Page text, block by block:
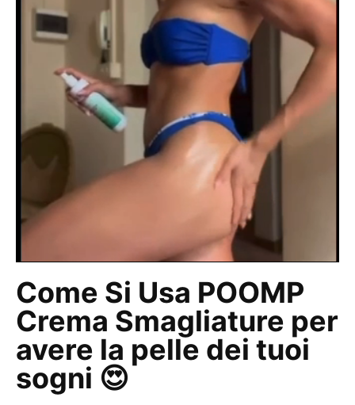
Come Si Usa POOMP
Crema Smagliature per
avere la pelle dei tuoi
sogni 😍